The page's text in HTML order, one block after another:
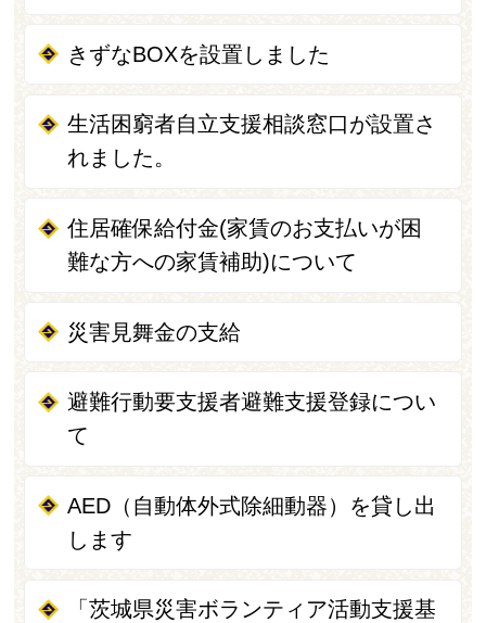
きずなBOXを設置しました
生活困窮者自立支援相談窓口が設置さ
れました。
住居確保給付金(家賃のお支払いが困
難な方への家賃補助)について
災害見舞金の支給
避難行動要支援者避難支援登録につい
て
AED（自動体外式除細動器）を貸し出
します
「茨城県災害ボランティア活動支援基